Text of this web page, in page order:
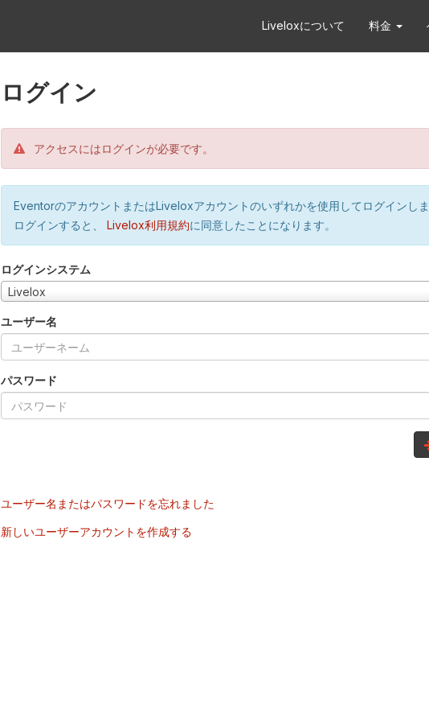
Liveloxについて 料金
ログイン
アクセスにはログインが必要です。
EventorのアカウントまたはLiveloxアカウントのいずれかを使用してログインし
ログインすると、
Livelox利用規約に同意したことになります。
ログインシステム
Livelox
ユーザー名
パスワード
ユーザー名またはパスワードを忘れました
新しいユーザーアカウントを作成する